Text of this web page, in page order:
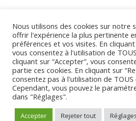
Commentaires récents
Nous utilisons des cookies sur notre
offrir l'expérience la plus pertinente
préférences et vos visites. En
vous consentez à l'utilisation de
cliquant sur “Accepter”, vous
partie ces cookies. En cliquant sur
consentez pas à l'utilisation de TOUS
Cependant, vous pouvez le
dans "Réglages".
Accepter Rejeter tout